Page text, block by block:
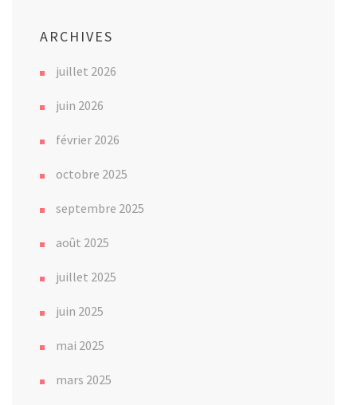
ARCHIVES
juillet 2026
juin 2026
février 2026
octobre 2025
septembre 2025
août 2025
juillet 2025
juin 2025
mai 2025
mars 2025